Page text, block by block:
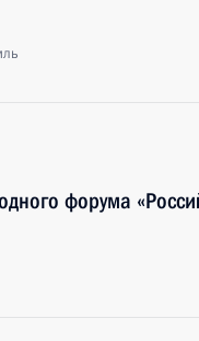
форума